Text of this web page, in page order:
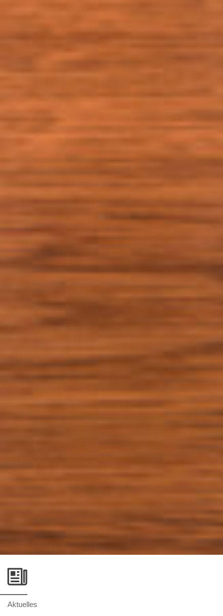
Aktuelles